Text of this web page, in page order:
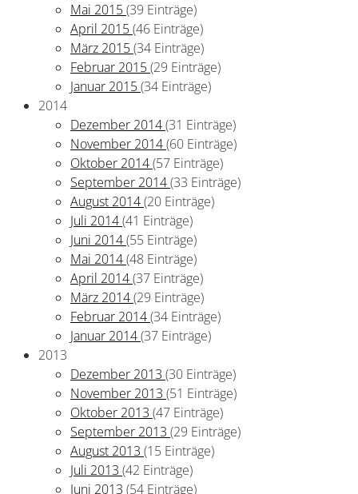
Mai 2015(39 Einträge)
April 2015(46 Einträge)
März 2015(34 Einträge)
Februar 2015(29 Einträge)
Januar 2015(34 Einträge)
2014
Dezember 2014(31 Einträge)
November 2014(60 Einträge)
Oktober 2014(57 Einträge)
September 2014(33 Einträge)
August 2014(20 Einträge)
Juli 2014(41 Einträge)
Juni 2014(55 Einträge)
Mai 2014(48 Einträge)
April 2014(37 Einträge)
März 2014(29 Einträge)
Februar 2014(34 Einträge)
Januar 2014(37 Einträge)
2013
Dezember 2013 (30 Einträge)
November 2013 (51 Einträge)
Oktober 2013 (47 Einträge)
September 2013 (29 Einträge)
August 2013 (15 Einträge)
Juli 2013 (42 Einträge)
Juni 2013 (54 Einträge)